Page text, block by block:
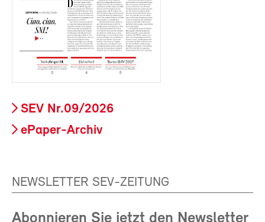
SEV Nr.09/2026
ePaper-Archiv
NEWSLETTER SEV-ZEITUNG
Abonnieren Sie jetzt den Newsletter